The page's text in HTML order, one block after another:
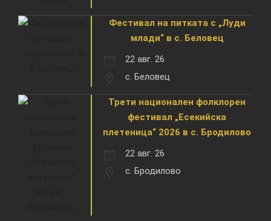
Фестивал на питката с „Луди
млади“ в с. Беловец
22 авг. 26
с. Беловец
Трети национален фолклорен
фестивал „Есекийска
плетеница“ 2026 в с. Бродилово
22 авг. 26
с. Бродилово